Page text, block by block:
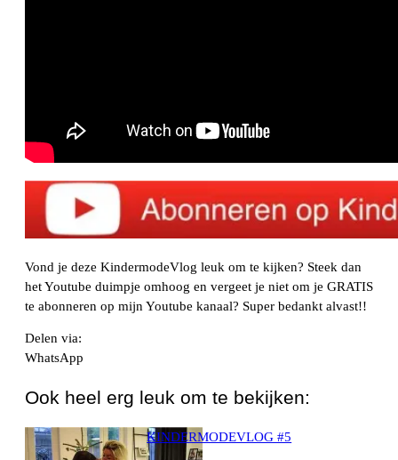
Vond je deze KindermodeVlog leuk om te kijken? Steek dan
het Youtube duimpje omhoog en vergeet je niet om je GRATIS
te abonneren op mijn Youtube kanaal? Super bedankt alvast!!
Delen via:
WhatsApp
Ook heel erg leuk om te bekijken:
KINDERMODEVLOG #5